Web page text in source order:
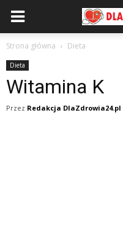
Strona główna Dieta
Dieta
Witamina K
Przez Redakcja DlaZdrowia24.pl